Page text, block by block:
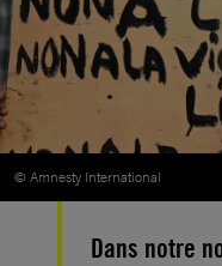
© Amnesty International
Dans notre